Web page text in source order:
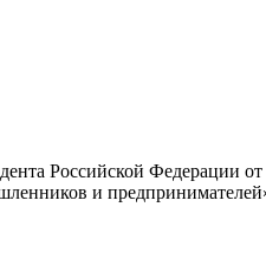
Российской Федерации от
и